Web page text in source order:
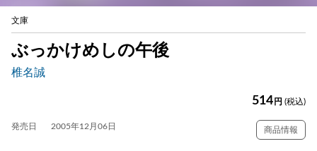
文庫
ぶっかけめしの午後
椎名誠
514 円 (税込)
発売日 2005年12月06日 商品情報